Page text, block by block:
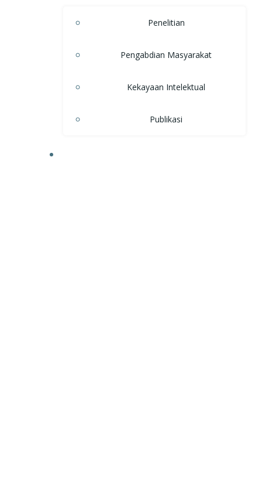
Penelitian
Pengabdian Masyarakat
Kekayaan Intelektual
Publikasi